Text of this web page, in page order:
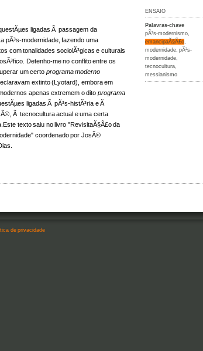
ligadas Ã passagem da
pÃ³s-modernidade, fazendo uma
com tonalidades sociolÃ³gicas e culturais
Detenho-me no conflito entre os
um certo programa moderno
extinto (Lyotard), embora em
apenas extremem o dito programa
ligadas Ã pÃ³s-histÃ³ria e Ã
Ã tecnocultura actual e uma certa
texto saiu no livro "RevisitaÃ§Ã£o da
coordenado por JosÃ©
ENSAIO
Palavras-chave
pÃ³s-modernismo
emancipaÃ§Ã£o
modernidade ,pÃ³s-
modernidade
tecnocultura
messianismo
de privacidade